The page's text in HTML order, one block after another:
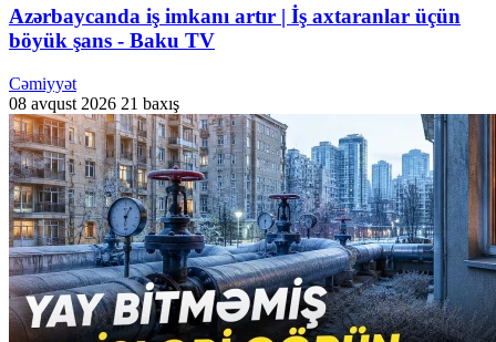
Azərbaycanda iş imkanı artır | İş axtaranlar üçün
böyük şans - Baku TV
Cəmiyyət
08 avqust 2026 21 baxış